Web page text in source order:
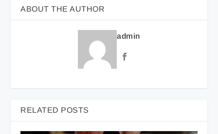
ABOUT THE AUTHOR
admin
RELATED POSTS